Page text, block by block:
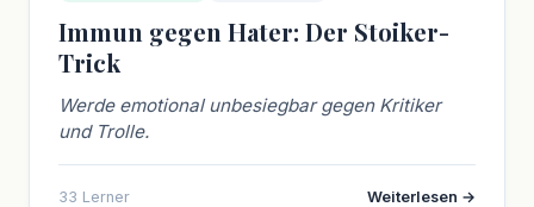
Immun gegen Hater: Der Stoiker-
Trick
Werde emotional unbesiegbar gegen Kritiker
und Trolle.
33 Lerner Weiterlesen →